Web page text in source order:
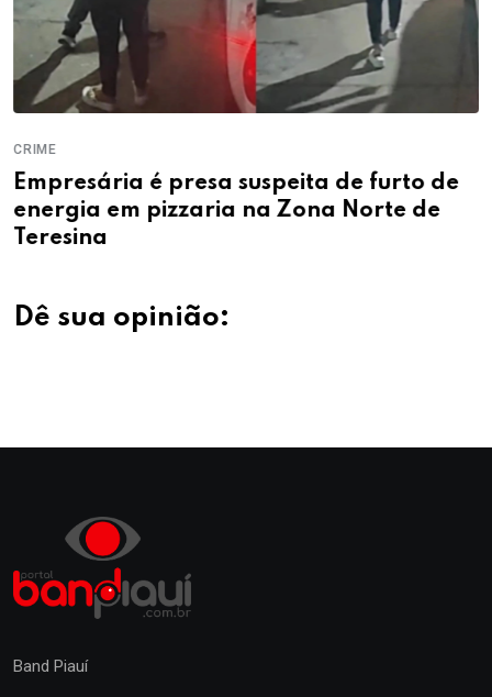
CRIME
Empresária é presa suspeita de furto de
energia em pizzaria na Zona Norte de
Teresina
Dê sua opinião:
Band Piauí